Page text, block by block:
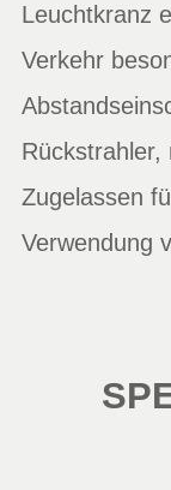
Leuchtkranz
Verkehr
Rückstrahler,
Zugelassen
Verwendung